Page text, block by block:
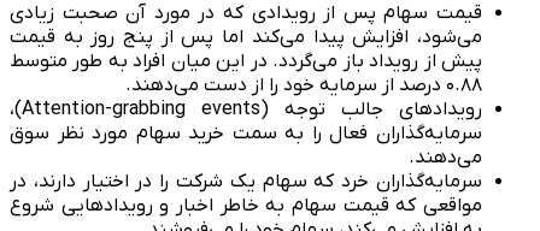
قیمت سهام پس از رویدادی که در مورد آن صحبت زیادی
می‌شود، افزایش پیدا می‌کند اما پس از پنج روز به قیمت
پیش از رویداد باز می‌گردد. در این میان افراد به طور متوسط
۰.۸۸ درصد از سرمایه خود را از دست می‌دهند.
رویدادهای جالب توجه (Attention-grabbing events)،
سرمایه‌گذاران فعال را به سمت خرید سهام مورد نظر سوق
می‌دهند.
سرمایه‌گذاران خرد که سهام یک شرکت را در اختیار دارند، در
مواقعی که قیمت سهام به خاطر اخبار و رویدادهایی شروع